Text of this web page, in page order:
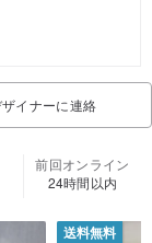
イナーに連絡
前回オンライン
24時間以内
送料無料